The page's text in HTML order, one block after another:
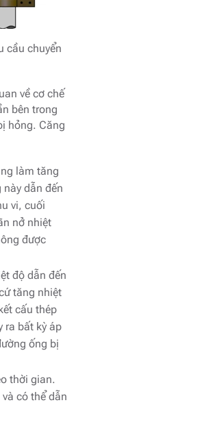
cầu chuyển
về cơ chế
bên trong
hỏng. Căng
làm tăng
dẫn đến
vi, cuối
nở nhiệt
được
độ dẫn đến
tăng nhiệt
cấu thép
ra bất kỳ áp
ống bị
thời gian.
có thể dẫn